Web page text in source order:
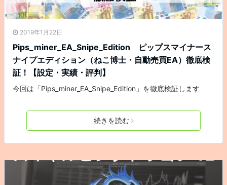
2019年1月22日
Pips_miner_EA_Snipe_Edition ピップスマイナース
ナイプエディション（ねこ博士・自動売買EA）徹底検
証！【設定・実績・評判】
今回は「Pips_miner_EA_Snipe_Edition」を徹底検証します
続きを読む